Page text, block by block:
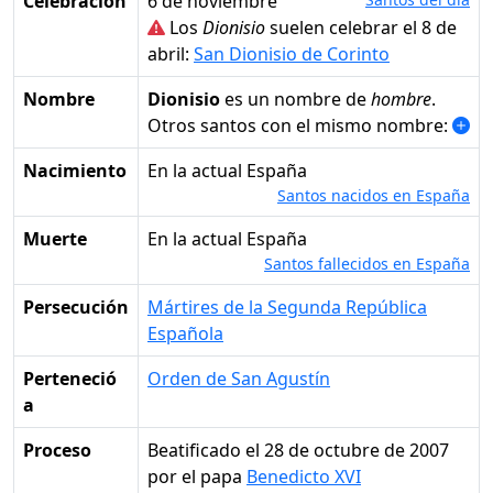
Los Dionisiosuelen celebrar el 8 de
abril: San Dionisio de Corinto
Nombre
Dionisioes un nombre dehombre.
Otros santos con el mismo nombre:
Nacimiento
en la actual España
Santos nacidos en España
Muerte en la actual España
Santos fallecidos en España
Persecución
Mártires de la Segunda República
Española
Perteneció
a
Orden de San Agustín
Proceso
Beatificado el 28 de octubre de 2007
por el papa Benedicto XVI